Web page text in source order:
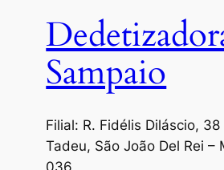
Sampaio
Filial: R. Fidélis Diláscio,
Tadeu, São João Del Rei –